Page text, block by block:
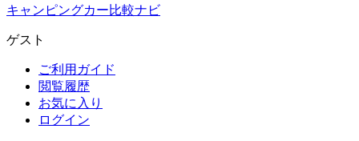
キャンピングカー比較ナビ
ゲスト
ご利用ガイド
閲覧履歴
お気に入り
ログイン